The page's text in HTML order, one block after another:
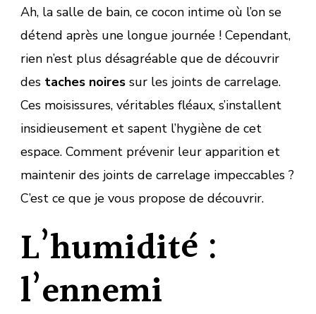
Ah, la salle de bain, ce cocon intime où l’on se
détend après une longue journée ! Cependant,
rien n’est plus désagréable que de découvrir
des taches noires sur les joints de carrelage.
Ces moisissures, véritables fléaux, s’installent
insidieusement et sapent l’hygiène de cet
espace. Comment prévenir leur apparition et
maintenir des joints de carrelage impeccables ?
C’est ce que je vous propose de découvrir.
L’humidité :
l’ennemi